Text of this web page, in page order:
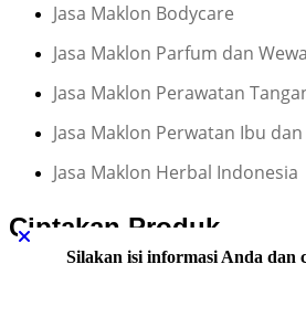
Jasa Maklon Bodycare
Jasa Maklon Parfum dan
Jasa Maklon Perawatan
Jasa Maklon Perwatan Ibu dan
Jasa Maklon Herbal Indonesia
Ciptakan Produk
Silakan isi informasi Anda dan